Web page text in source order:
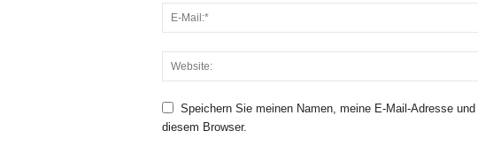
Speichern Sie meinen Namen, meine E-Mail-Adresse
diesem Browser.